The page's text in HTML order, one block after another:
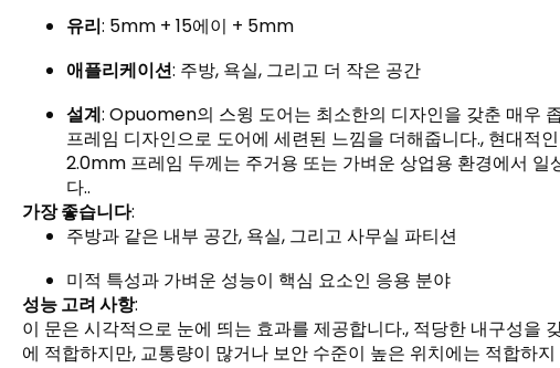
유리: 5mm + 15에이 + 5mm
애플리케이션: 주방, 욕실, 그리고 더 작은 공간
설계: Opuomen의 스윙 도어는 최소한의 디자인을 갖춘 매우
프레임 디자인으로 도어에 세련된 느낌을 더해줍니다., 현대적
2.0mm 프레임 두께는 주거용 또는 가벼운 상업용 환경에서 일
다..
가장 좋습니다:
주방과 같은 내부 공간, 욕실, 그리고 사무실 파티션
미적 특성과 가벼운 성능이 핵심 요소인 응용 분야
성능 고려 사항:
이 문은 시각적으로 눈에 띄는 효과를 제공합니다., 적당한 내구성을
에 적합하지만, 교통량이 많거나 보안 수준이 높은 위치에는 적합하